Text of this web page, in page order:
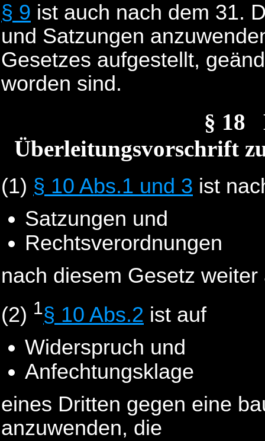
§ 9 ist auch nach dem 31.
und Satzungen
Gesetzes aufgestellt,
worden sind.
§ 18
Überleitungsvorschrift
(1) § 10 Abs.1 und 3 ist
Satzungen und
Rechtsverordnungen
nach diesem Gesetz
(2) 1§ 10 Abs.2 ist auf
Widerspruch und
Anfechtungsklage
eines Dritten gegen eine
anzuwenden, die